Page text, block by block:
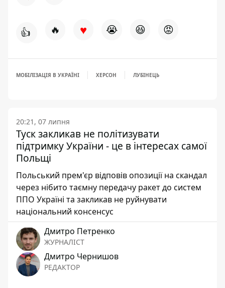
👍 🔥 ♥ 😭 😆 😡
МОБІЛІЗАЦІЯ В УКРАЇНІ ХЕРСОН ЛУБІНЕЦЬ
20:21, 07 липня
Туск закликав не політизувати
підтримку України - це в інтересах самої
Польщі
Польський прем'єр відповів опозиції на скандал
через нібито таємну передачу ракет до систем
ППО Україні та закликав не руйнувати
національний консенсус
Дмитро Петренко
ЖУРНАЛІСТ
Дмитро Чернишов
РЕДАКТОР